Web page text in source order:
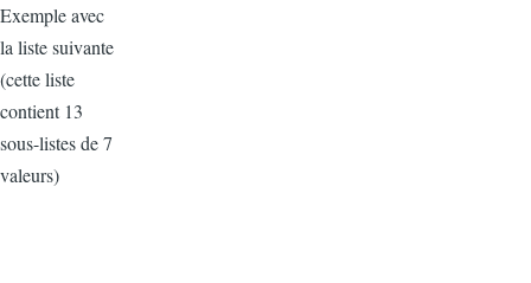
Exemple avec
la liste suivante
(cette liste
contient 13
sous-listes de 7
valeurs)